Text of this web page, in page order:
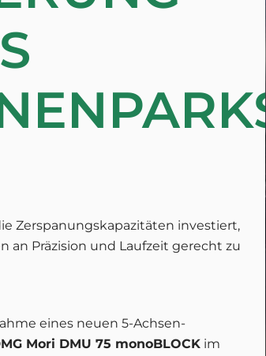
Zerspanungskapazitäten investiert,
Präzision und Laufzeit gerecht zu
eines neuen 5-Achsen-
Mori DMU 75 monoBLOCK im